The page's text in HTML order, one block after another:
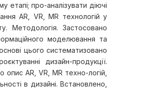
етапі; про-аналізувати діючі
AR, VR, MR технологій у
Методологія. Застосовано
моделювання та
цього систематизовано
дизайн-продукції.
AR, VR, MR техно-логій,
в дизайні. Встановлено,